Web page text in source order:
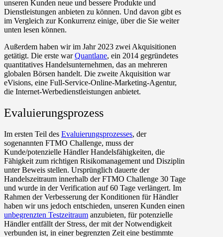
unseren Kunden neue und bessere Produkte und
Dienstleistungen anbieten zu können. Und davon gibt es
im Vergleich zur Konkurrenz einige, über die Sie weiter
unten lesen können.
Außerdem haben wir im Jahr 2023 zwei Akquisitionen
getätigt. Die erste warQuantlane, ein 2014 gegründetes
quantitatives Handelsunternehmen, das an mehreren
globalen Börsen handelt. Die zweite Akquisition war
eVisions, eine Full-Service-Online-Marketing-Agentur,
die Internet-Werbedienstleistungen anbietet.
Evaluierungsprozess
Im ersten Teil des Evaluierungsprozesses, der
sogenannten FTMO Challenge, muss der
Kunde/potenzielle Händler Handelsfähigkeiten, die
Fähigkeit zum richtigen Risikomanagement und Disziplin
unter Beweis stellen. Ursprünglich dauerte der
Handelszeitraum innerhalb der FTMO Challenge 30 Tage
und wurde in der Verification auf 60 Tage verlängert. Im
Rahmen der Verbesserung der Konditionen für Händler
haben wir uns jedoch entschieden, unseren Kunden einen
unbegrenzten Testzeitraum anzubieten, für potenzielle
Händler entfällt der Stress, der mit der Notwendigkeit
verbunden ist, in einer begrenzten Zeit eine bestimmte